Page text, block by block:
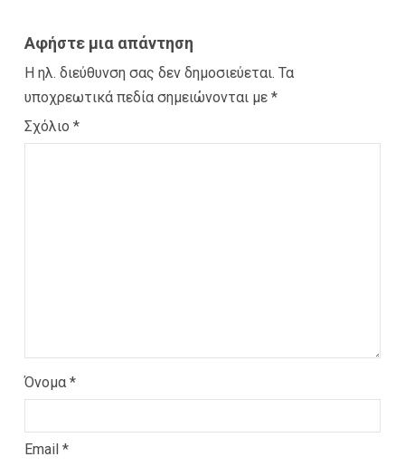
Αφήστε μια απάντηση
Η ηλ. διεύθυνση σας δεν δημοσιεύεται. Τα
υποχρεωτικά πεδία σημειώνονται με *
Σχόλιο *
Όνομα *
Email *